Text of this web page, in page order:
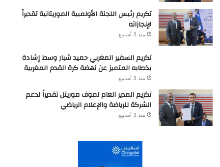
تكريم رئيس اللجنة الأولمبية الموريتانية تقديراً
لإنجازاته
منذ 3 أسابيع
تكريم السفير المغربي حميد شبار وسط إشادة
بخطابه المتميز عن نهضة كرة القدم المغربية
منذ 3 أسابيع
تكريم المدير العام لموف موريتل تقديراً لدعم
الشركة للرياضة والإعلام الرياضي
منذ 3 أسابيع